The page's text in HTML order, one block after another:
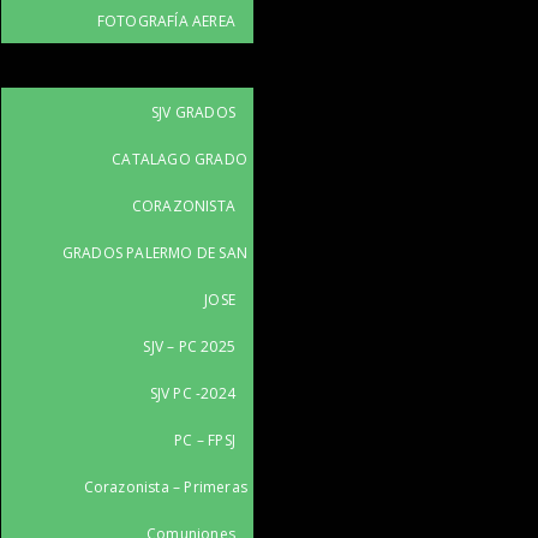
FOTOGRAFÍA AEREA
SJV GRADOS
CATALAGO GRADO
CORAZONISTA
GRADOS PALERMO DE SAN
JOSE
SJV – PC 2025
SJV PC -2024
PC – FPSJ
Corazonista – Primeras
Comuniones